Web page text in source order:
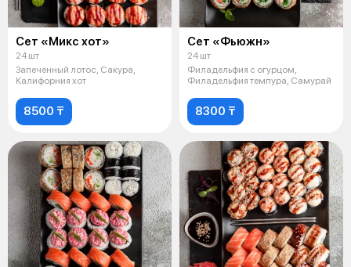
Сет «Микс хот»
24 шт
Запеченный лотос, Сакура,
Калифорния хот
8500 ₸
Сет «Фьюжн»
24 шт
Филадельфия с огурцом,
Филадельфия темпура, Самурай
8300 ₸